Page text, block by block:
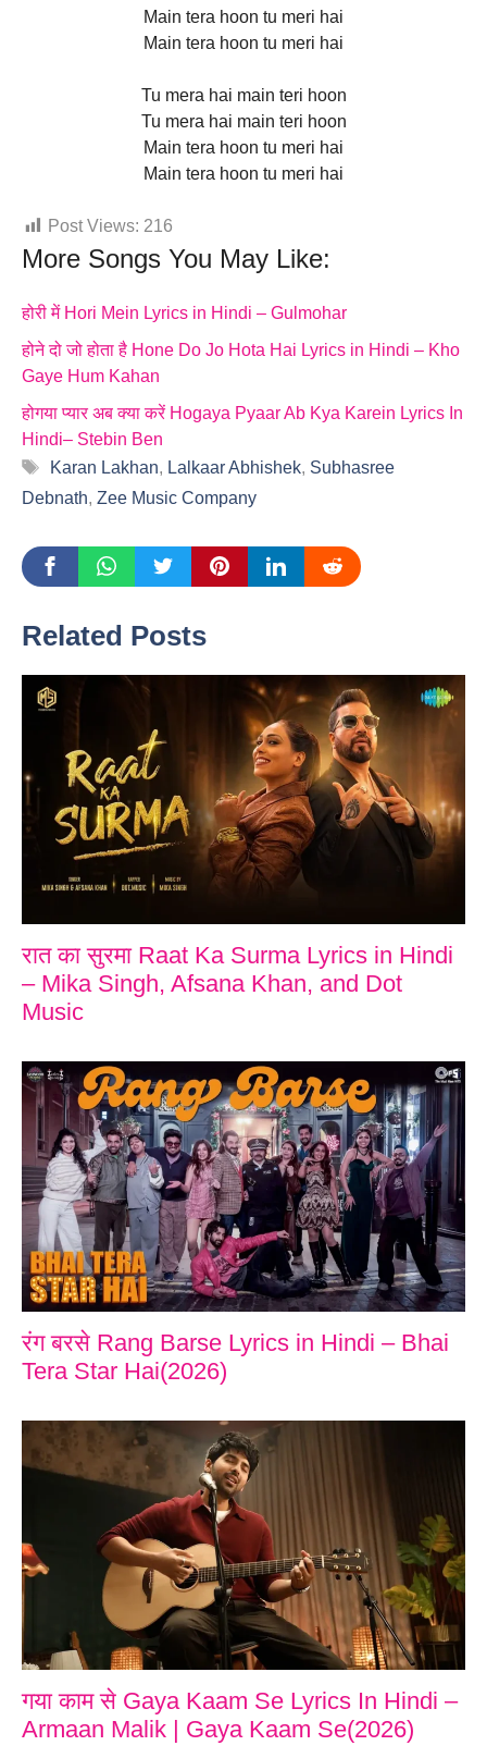
Main tera hoon tu meri hai
Main tera hoon tu meri hai
Tu mera hai main teri hoon
Tu mera hai main teri hoon
Main tera hoon tu meri hai
Main tera hoon tu meri hai
Post Views: 216
More Songs You May Like:
होरी में Hori Mein Lyrics in Hindi – Gulmohar
होने दो जो होता है Hone Do Jo Hota Hai Lyrics in Hindi – Kho
Gaye Hum Kahan
होगया प्यार अब क्या करें Hogaya Pyaar Ab Kya Karein Lyrics In
Hindi– Stebin Ben
Tags
Karan Lakhan, Lalkaar Abhishek, Subhasree
Debnath, Zee Music Company
Related Posts
रात का सुरमा Raat Ka Surma Lyrics in Hindi
– Mika Singh, Afsana Khan, and Dot
Music
रंग बरसे Rang Barse Lyrics in Hindi – Bhai
Tera Star Hai(2026)
गया काम से Gaya Kaam Se Lyrics In Hindi –
Armaan Malik | Gaya Kaam Se(2026)